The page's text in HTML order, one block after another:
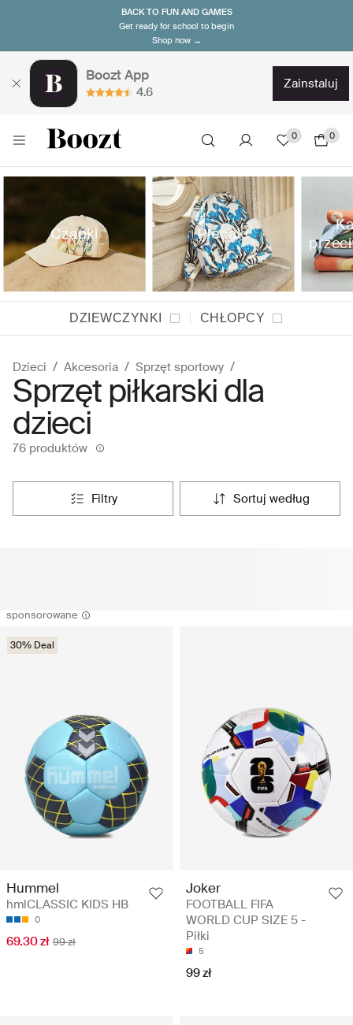
BACK TO FUN AND GAMES
Get ready for school to begin
Shop now →
Boozt App
4.6
zainstaluj
0 0
Czapki Plecaki
DZIEWCZYNKI CHŁOPCY
Dzieci Akcesoria Sprzęt sportowy
Sprzęt piłkarski dla
dzieci
76 produktów
filtry sortuj według
sponsorowane
30% Deal
Hummel
hmlCLASSIC KIDS HB
0
69.30 zł 99 zł
Joker
FOOTBALL FIFA
WORLD CUP SIZE 5 -
Piłki
5
99 zł